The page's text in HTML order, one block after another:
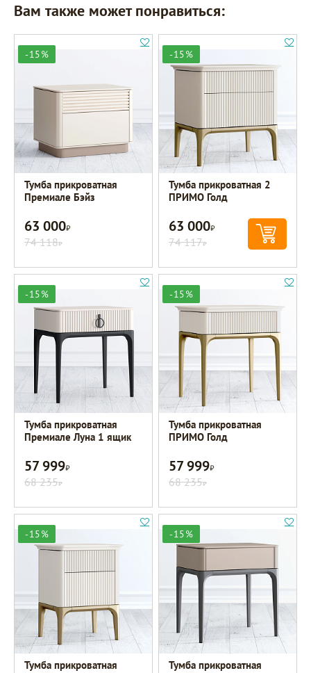
Вам также может понравиться:
-15%
Тумба прикроватная
Премиале Бэйз
63 000Р
74 118Р
-15%
Тумба прикроватная 2
ПРИМО Голд
63 000Р
74 117Р
-15%
Тумба прикроватная
Премиале Луна 1 ящик
57 999Р
68 235Р
-15%
Тумба прикроватная
ПРИМО Голд
57 999Р
68 235Р
-15%
Тумба прикроватная
-15%
Тумба прикроватная